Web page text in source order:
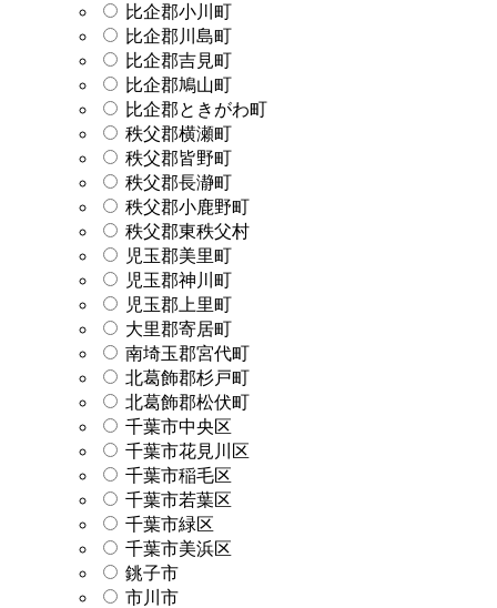
比企郡小川町
比企郡川島町
比企郡吉見町
比企郡鳩山町
比企郡ときがわ町
秩父郡横瀬町
秩父郡皆野町
秩父郡長瀞町
秩父郡小鹿野町
秩父郡東秩父村
児玉郡美里町
児玉郡神川町
児玉郡上里町
大里郡寄居町
南埼玉郡宮代町
北葛飾郡杉戸町
北葛飾郡松伏町
千葉市中央区
千葉市花見川区
千葉市稲毛区
千葉市若葉区
千葉市緑区
千葉市美浜区
銚子市
市川市